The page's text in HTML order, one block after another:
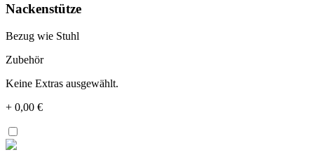
Nackenstütze
Bezug wie Stuhl
Zubehör
Keine Extras ausgewählt.
+ 0,00 €